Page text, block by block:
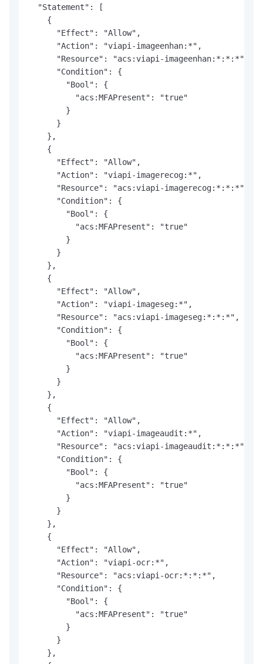
  "Statement": [
    {
      "Effect": "Allow",
      "Action": "viapi-imageenhan:*",
      "Resource": "acs:viapi-imageenhan:*:*:*",
      "Condition": {
        "Bool": {
          "acs:MFAPresent": "true"
        }
      }
    },
    {
      "Effect": "Allow",
      "Action": "viapi-imagerecog:*",
      "Resource": "acs:viapi-imagerecog:*:*:*",
      "Condition": {
        "Bool": {
          "acs:MFAPresent": "true"
        }
      }
    },
    {
      "Effect": "Allow",
      "Action": "viapi-imageseg:*",
      "Resource": "acs:viapi-imageseg:*:*:*",
      "Condition": {
        "Bool": {
          "acs:MFAPresent": "true"
        }
      }
    },
    {
      "Effect": "Allow",
      "Action": "viapi-imageaudit:*",
      "Resource": "acs:viapi-imageaudit:*:*:*",
      "Condition": {
        "Bool": {
          "acs:MFAPresent": "true"
        }
      }
    },
    {
      "Effect": "Allow",
      "Action": "viapi-ocr:*",
      "Resource": "acs:viapi-ocr:*:*:*",
      "Condition": {
        "Bool": {
          "acs:MFAPresent": "true"
        }
      }
    },